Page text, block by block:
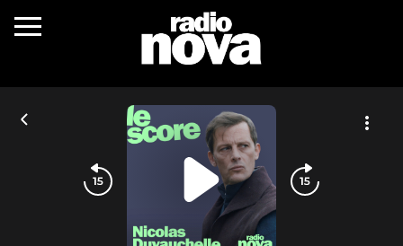
c’était quoi ?
actualités
podcasts
fréquences